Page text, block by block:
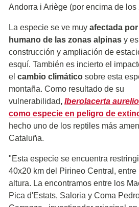
Andorra i Ariège (por encima de los
La especie se ve muy afectada
humano de las zonas alpinas y
construcción y ampliación de
esquí. También es incierto el
el cambio climático sobre esta
montaña. Como resultado de su
vulnerabilidad, Iberolacerta
como especie en peligro de
hecho uno de los reptiles más
Cataluña.
"Esta especie se encuentra
40x20 km del Pirineo Central,
altura. La encontramos entre los
Pica d'Estats, Saloria y Coma